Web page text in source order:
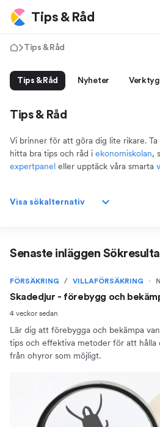
Tips & Råd
Tips & Råd
Tips & Råd Nyheter
Tips & Råd
Vi brinner för att göra dig lite rikare. Ta
hitta bra tips och råd i ekonomiskolan,
expertpanel eller upptäck våra smarta
Visa sökalternativ
Senaste inläggen
FÖRSÄKRING / VILLAFÖRSÄKRING
Skadedjur - förebygg och
4 veckor sedan
Lär dig att förebygga och bekämpa
tips och effektiva metoder för att
från ohyror som möjligt.